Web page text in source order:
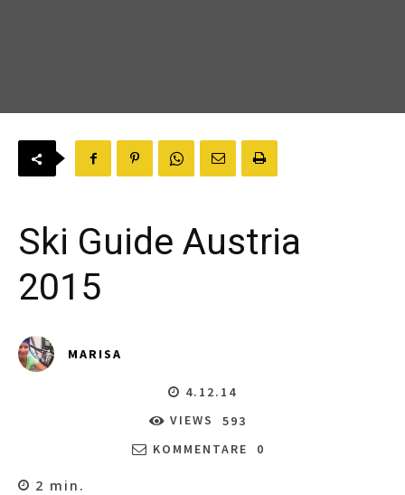
Ski Guide Austria
2015
MARISA
4.12.14
VIEWS
593
KOMMENTARE
0
2 min.